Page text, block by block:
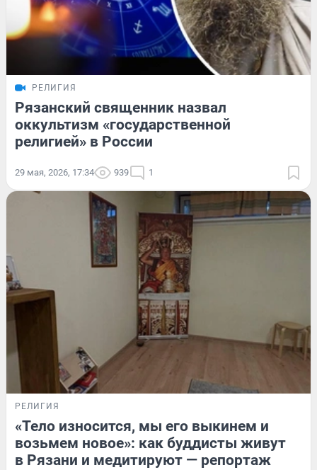
РЕЛИГИЯ
Рязанский священник назвал
оккультизм «государственной
религией» в России
29 мая, 2026, 17:34 939 1
РЕЛИГИЯ
«Тело износится, мы его выкинем и
возьмем новое»: как буддисты живут
в Рязани и медитируют — репортаж